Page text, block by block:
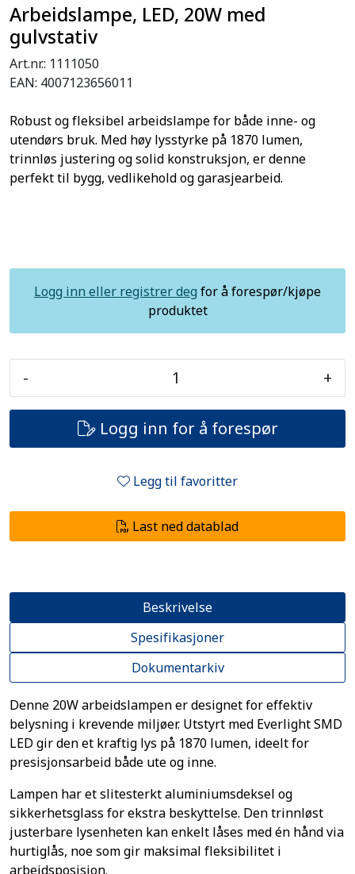
Arbeidslampe, LED, 20W med
gulvstativ
Art.nr.: 1111050
EAN: 4007123656011
Robust og fleksibel arbeidslampe for både inne- og
utendørs bruk. Med høy lysstyrke på 1870 lumen,
trinnløs justering og solid konstruksjon, er denne
perfekt til bygg, vedlikehold og garasjearbeid.
Logg inn eller registrer deg for å forespør/kjøpe
produktet
- +
Logg inn for å forespør
Legg til favoritter
Last ned datablad
Beskrivelse
Spesifikasjoner
Dokumentarkiv
Denne 20W arbeidslampen er designet for effektiv
belysning i krevende miljøer. Utstyrt med Everlight SMD
LED gir den et kraftig lys på 1870 lumen, ideelt for
presisjonsarbeid både ute og inne.
Lampen har et slitesterkt aluminiumsdeksel og
sikkerhetsglass for ekstra beskyttelse. Den trinnløst
justerbare lysenheten kan enkelt låses med én hånd via
hurtiglås, noe som gir maksimal fleksibilitet i
arbeidsposisjon.